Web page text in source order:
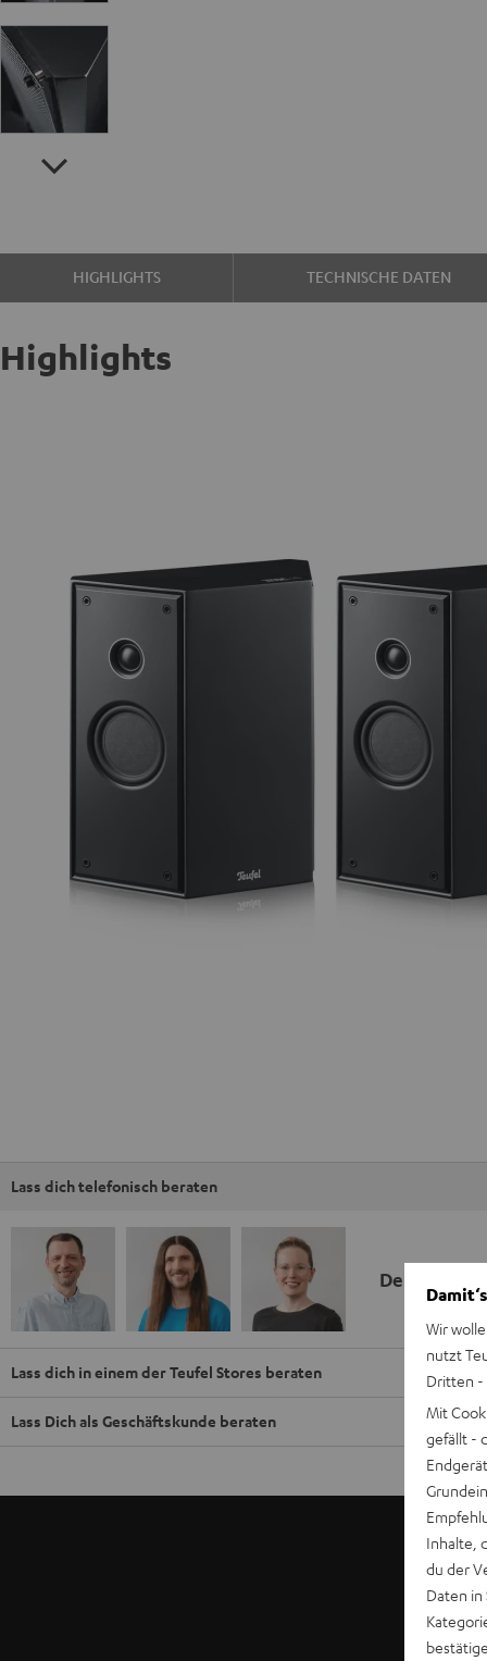
HIGHLIGHTS TECHNISCHE DATEN
Highlights
Lass dich telefonisch beraten
Deine
Lass dich in einem der Teufel Stores beraten
Lass Dich als Geschäftskunde beraten
Wir
nutzt
Dritten -
Mit
gefällt -
Inhalte,
du der
Daten in